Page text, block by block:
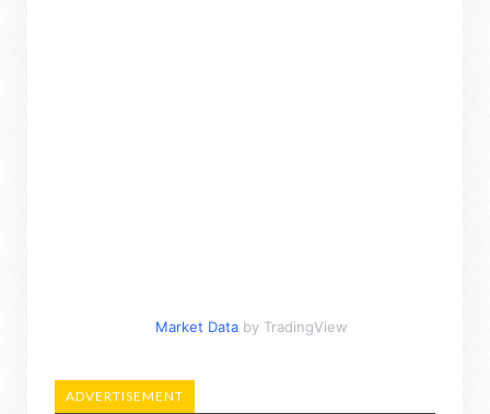
Market Data by TradingView
ADVERTISEMENT